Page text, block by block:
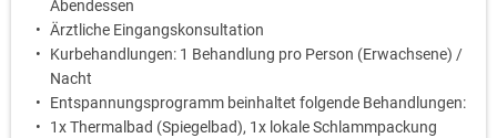
Abendessen
Ärztliche Eingangskonsultation
Kurbehandlungen: 1 Behandlung pro Person (Erwachsene) /
Nacht
Entspannungsprogramm beinhaltet folgende Behandlungen:
1x Thermalbad (Spiegelbad), 1x lokale Schlammpackung